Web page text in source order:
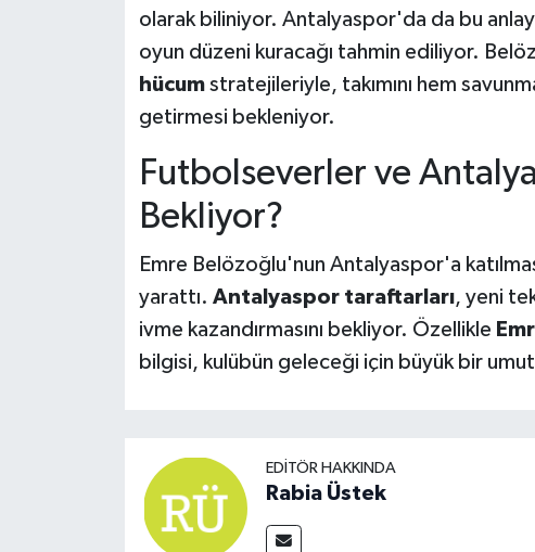
olarak biliniyor. Antalyaspor'da da bu
oyun düzeni kuracağı tahmin ediliyor.
hücumstratejileriyle, takımını hem
getirmesi bekleniyor.
Futbolseverler ve
Bekliyor?
Emre Belözoğlu'nun Antalyaspor'a
yarattı. Antalyaspor taraftarları, yeni
ivme kazandırmasını bekliyor. Özellikle
bilgisi, kulübün geleceği için büyük bir
EDITÖR HAKKINDA
Rabia Üstek